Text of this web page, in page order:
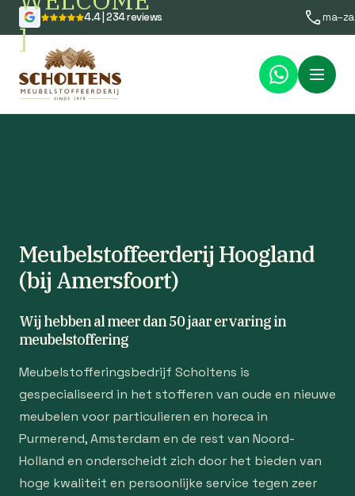
]
4.4 | 234 reviews
Menu
Meubelstoffeerderij Hoogland
(bij Amersfoort)
Wij hebben al meer dan 50 jaar ervaring in
meubelstoffering
Meubelstofferingsbedrijf Scholtens is
gespecialiseerd in het stofferen van oude en nieuwe
meubelen voor particulieren en horeca in
Purmerend, Amsterdam en de rest van Noord-
Holland en onderscheidt zich door het bieden van
hoge kwaliteit en persoonlijke service tegen zeer